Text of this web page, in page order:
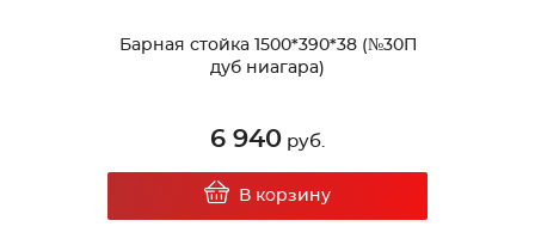
Барная стойка 1500*390*38 (№30П
дуб ниагара)
6 940 руб.
В корзину